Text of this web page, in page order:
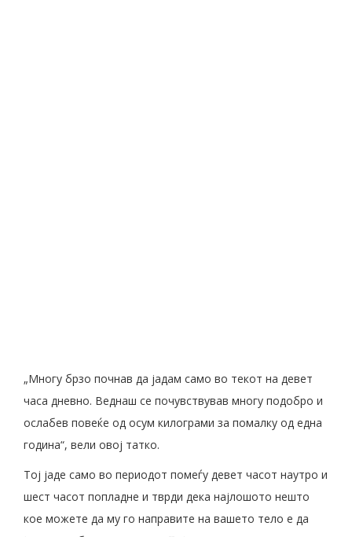
„Многу брзо почнав да јадам само во текот на девет
часа дневно. Веднаш се почувствував многу подобро и
ослабев повеќе од осум килограми за помалку од една
година“, вели овој татко.
Тој јаде само во периодот помеѓу девет часот наутро и
шест часот попладне и тврди дека најлошото нешто
кое можете да му го направите на вашето тело е да